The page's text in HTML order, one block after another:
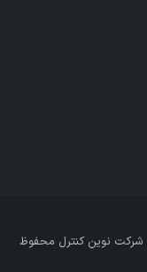
شرکت نوین کنترل محفوظ